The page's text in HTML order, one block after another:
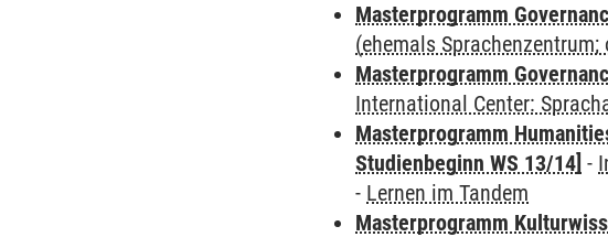
Masterprogramm
(ehemals Sprachenzentrum;
Masterprogramm
International Center:
Masterprogramm
Studienbeginn WS 13/14] -
- Lernen im Tandem
Masterprogramm